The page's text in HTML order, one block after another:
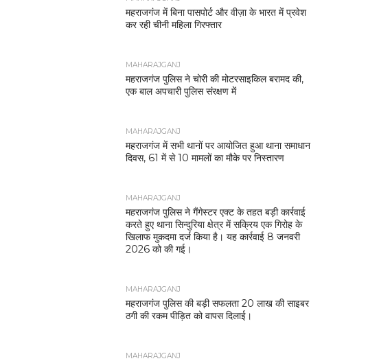
महराजगंज में बिना पासपोर्ट और वीज़ा के भारत में प्रवेश
कर रही चीनी महिला गिरफ्तार
MAHARAJGANJ
महराजगंज पुलिस ने चोरी की मोटरसाइकिल बरामद की,
एक बाल अपचारी पुलिस संरक्षण में
MAHARAJGANJ
महराजगंज में सभी थानों पर आयोजित हुआ थाना समाधान
दिवस, 61 में से 10 मामलों का मौके पर निस्तारण
MAHARAJGANJ
महराजगंज पुलिस ने गैंगेस्टर एक्ट के तहत बड़ी कार्रवाई
करते हुए थाना सिन्दुरिया क्षेत्र में सक्रिय एक गिरोह के
खिलाफ मुकदमा दर्ज किया है। यह कार्रवाई 8 जनवरी
2026 को की गई।
MAHARAJGANJ
महराजगंज पुलिस की बड़ी सफलता 20 लाख की साइबर
ठगी की रकम पीड़ित को वापस दिलाई।
MAHARAJGANJ